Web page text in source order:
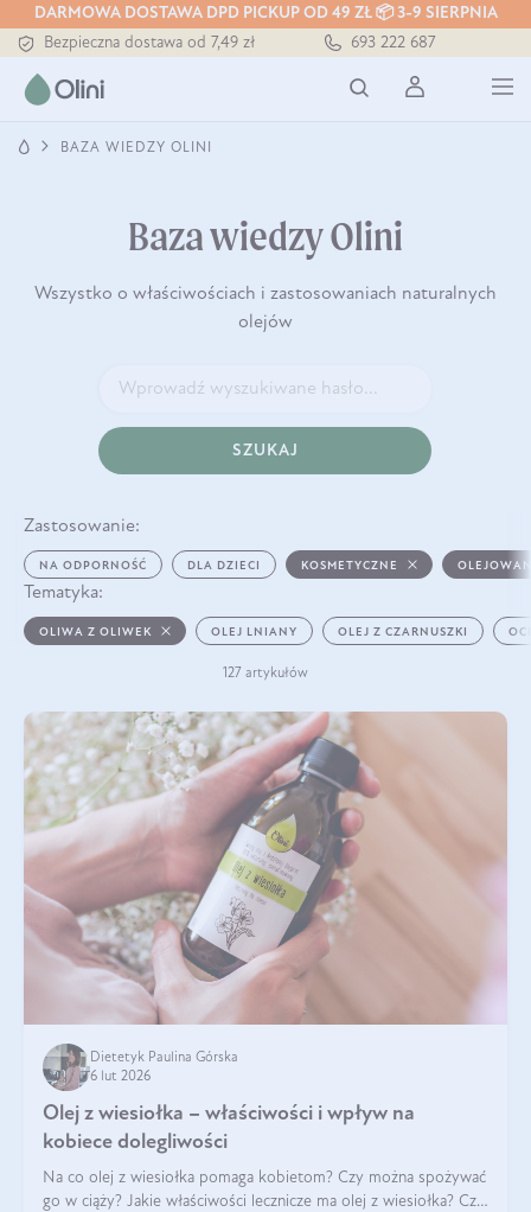
DARMOWA DOSTAWA DPD PICKUP OD 49 ZŁ 📦 3-9 SIERPNIA
Bezpieczna dostawa od 7,49 zł
Darmowa dostawa od 199 zł
Tłoczony zawsze na zimno
693 222 687
BAZA WIEDZY OLINI
Baza wiedzy Olini
Wszystko o właściwościach i zastosowaniach naturalnych
olejów
SZUKAJ
Zastosowanie:
NA ODPORNOŚĆ DLA DZIECI KOSMETYCZNE
Tematyka:
OLIWA Z OLIWEK OLEJ LNIANY OLEJ Z CZARNUSZKI
127 artykułów
Dietetyk Paulina Górska
6 lut 2026
Olej z wiesiołka – właściwości i wpływ na
kobiece dolegliwości
Na co olej z wiesiołka pomaga kobietom? Czy można spożywać
go w ciąży? Jakie właściwości lecznicze ma olej z wiesiołka? Czy